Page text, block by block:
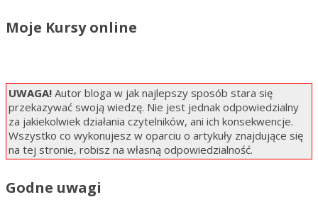
Moje Kursy online
UWAGA! Autor bloga w jak najlepszy sposób stara się
przekazywać swoją wiedzę. Nie jest jednak odpowiedzialny
za jakiekolwiek działania czytelników, ani ich konsekwencje.
Wszystko co wykonujesz w oparciu o artykuły znajdujące się
na tej stronie, robisz na własną odpowiedzialność.
Godne uwagi